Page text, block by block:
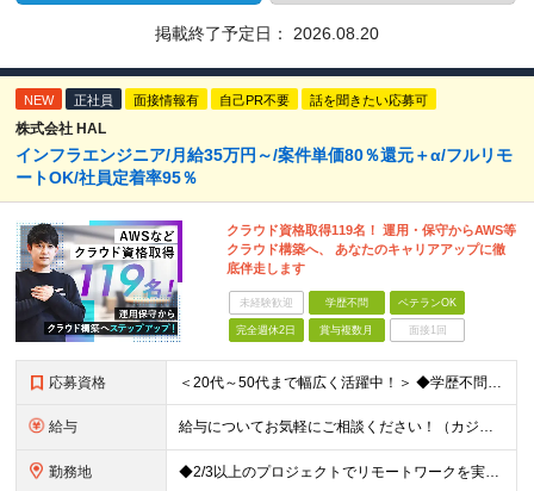
掲載終了予定日： 2026.08.20
NEW 正社員 面接情報有 自己PR不要 話を聞きたい応募可
株式会社 HAL
インフラエンジニア/月給35万円～/案件単価80％還元＋α/フルリモ
ートOK/社員定着率95％
クラウド資格取得119名！ 運用・保守からAWS等
クラウド構築へ、 あなたのキャリアアップに徹
底伴走します
未経験歓迎 学歴不問 ベテランOK
完全週休2日 賞与複数月 面接1回
応募資格 ＜20代～50代まで幅広く活躍中！＞ ◆学歴不問 ◆何らかのインフラ関連の実務経験 ★経験年数不問/運用監視レベルも歓迎 ＜こんな方は大歓迎！＞ ◎今の収入に不満がある ◎もっと上流の案件で活躍した
給与 給与についてお気軽にご相談ください！（カジュアル面談可能） 月給35万円～＋各種手当＋賞与2回 ※固定残業代は、時間外労働の有無に関わらず40時間分を87,500円～支給 ※超過分は別途支給 ※試用
勤務地 ◆2/3以上のプロジェクトでリモートワークを実施中！ ≪自社拠点≫ ・東京本社／東京都千代田区丸の内二丁目6番1号 丸の内パークビルディング6階 ・関西支社／⼤阪府⼤阪市中央区安⼟町2-3-13 ⼤